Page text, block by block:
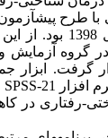
طرح
گرفت. ابزار
21-
SPSS
رفتاری در